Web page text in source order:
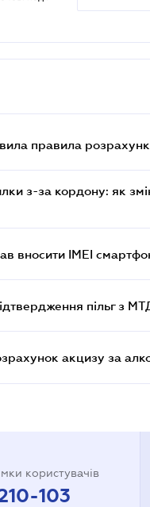
правила
з-за кордону: як
вносити IMEI
пільг з
акцизу за
користувачів
103